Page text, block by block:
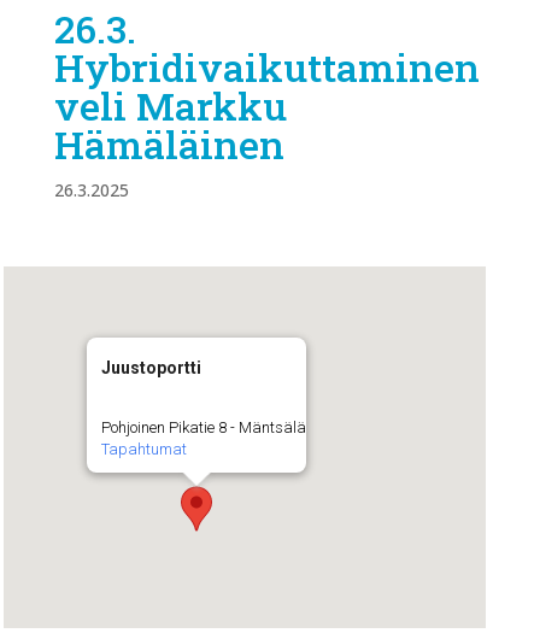
26.3.
Hybridivaikuttaminen
veli Markku
Hämäläinen
26.3.2025
Juustoportti
Pohjoinen Pikatie 8 - Mäntsälä
Tapahtumat